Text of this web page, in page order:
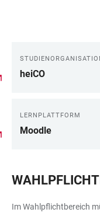
LINKS
heiCO
LERNPLATTFORM
Moodle
Im Wahlpflichtbereich